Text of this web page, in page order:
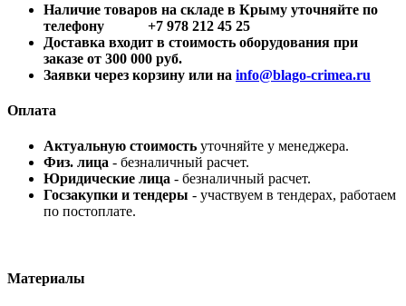
Наличие товаров на складе в Крыму уточняйте по
телефону +7 978 212 45 25
Доставка входит в стоимость оборудования при
заказе от 300 000 руб.
Заявки через корзину или на info@blago-crimea.ru
Оплата
Актуальную стоимость уточняйте у менеджера.
Физ. лица - безналичный расчет.
Юридические лица - безналичный расчет.
Госзакупки и тендеры - участвуем в тендерах, работаем
по постоплате.
Материалы